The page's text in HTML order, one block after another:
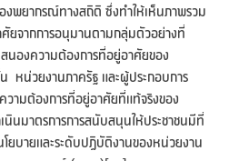
งพยากรณ์ทางสถิติ ซึ่งทำให้เห็นภาพรวม
ยจากการอนุมานตามกลุ่มตัวอย่างที่
นองความต้องการที่อยู่อาศัยของ
หน่วยงานภาครัฐ และผู้ประกอบการ
ามต้องการที่อยู่อาศัยที่แท้จริงของ
นินมาตรการการสนับสนุนให้ประชาชนมีที่
ยบายและระดับปฏิบัติงานของหน่วยงาน